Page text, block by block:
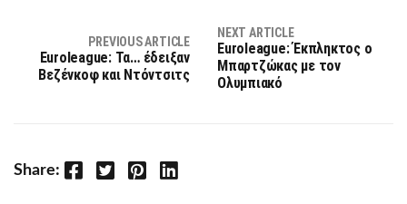
PREVIOUS ARTICLE
Euroleague: Τα… έδειξαν
Βεζένκοφ και Ντόντσιτς
NEXT ARTICLE
Euroleague: Έκπληκτος ο
Μπαρτζώκας με τον
Ολυμπιακό
Share: Facebook Twitter Pinterest LinkedIn